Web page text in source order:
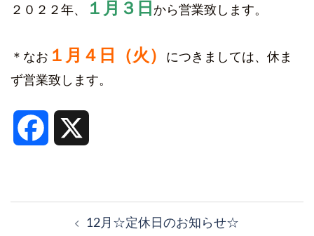
２０２２年、 １月３日 から営業致します。
＊なお １月４日（火）
につきましては、休ま
ず営業致します。
Facebook
12月☆定休日のお知らせ☆